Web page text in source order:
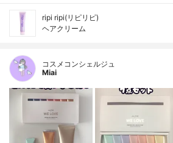
ripi ripi(リピリピ)
ヘアクリーム
コスメコンシェルジュ
Miai